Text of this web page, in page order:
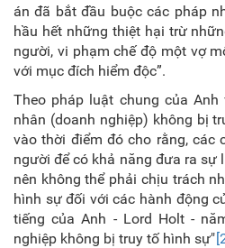
án đã bắt đầu buộc các pháp
hầu hết những thiệt hại trừ
người, vi phạm chế độ một vợ
với mục đích hiểm độc”.
Theo pháp luật chung của Anh
nhân (doanh nghiệp) không bị
vào thời điểm đó cho rằng, các
người để có khả năng đưa ra sự
nên không thể phải chịu trách
hình sự đối với các hành động
tiếng của Anh - Lord Holt -
nghiệp không bị truy tố hình sự"